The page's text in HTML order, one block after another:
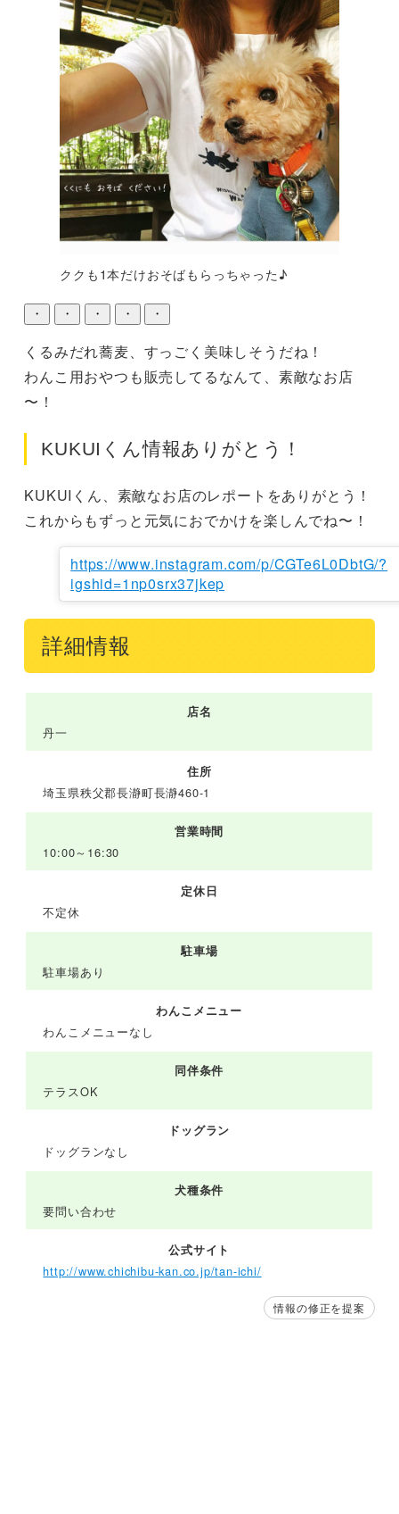
ククも1本だけおそばもらっちゃった♪
・ ・ ・ ・ ・
くるみだれ蕎麦、すっごく美味しそうだね！
わんこ用おやつも販売してるなんて、素敵なお店
〜！
KUKUIくん情報ありがとう！
KUKUIくん、素敵なお店のレポートをありがとう！
これからもずっと元気におでかけを楽しんでね〜！
https://www.instagram.com/p/CGTe6L0DbtG/?
igshid=1np0srx37jkep
詳細情報
店名
丹一
住所
埼玉県秩父郡長瀞町長瀞460-1
営業時間
10:00～16:30
定休日
不定休
駐車場
駐車場あり
わんこメニュー
わんこメニューなし
同伴条件
テラスOK
ドッグラン
ドッグランなし
犬種条件
要問い合わせ
公式サイト
http://www.chichibu-kan.co.jp/tan-ichi/
情報の修正を提案